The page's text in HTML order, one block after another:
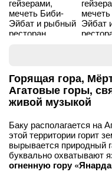
Горящая гора,
Агатовые горы,
живой музыкой
Баку располагается на
этой территории горит
вырывается природный
буквально охватывают
огненную гору